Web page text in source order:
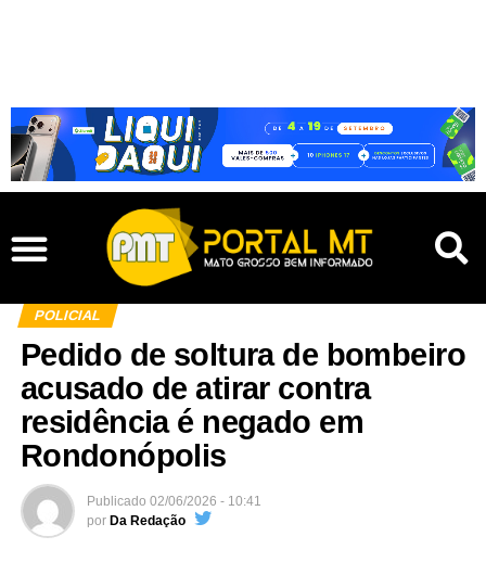
POLICIAL
Pedido de soltura de bombeiro
acusado de atirar contra
residência é negado em
Rondonópolis
Publicado 02/06/2026 - 10:41
por Da Redação